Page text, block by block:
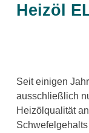
Heizöl
Seit einigen
ausschließlich
Heizölqualität